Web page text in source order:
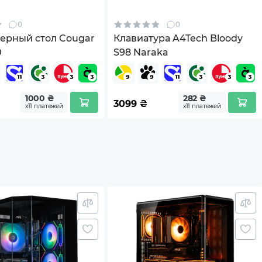
0
стол Cougar
1000 ₴
х11 платежей
0
Клавиатура A4Tech Bloody
S98 Naraka
3099 ₴ 282 ₴
х11 платежей